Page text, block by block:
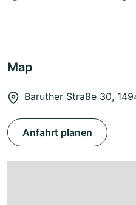
Map
Baruther Straße 30,
Anfahrt planen